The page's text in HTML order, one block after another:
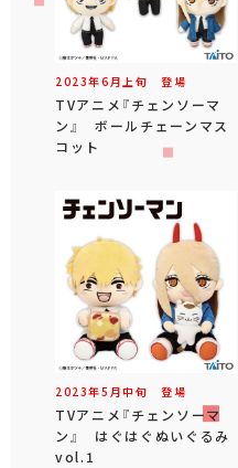
2023年6 月 上旬 登場
TVアニメ『チェンソーマ
ン』 ボールチェーンマス
コット
2023年5 月中旬 登場
TVアニメ『チェンソーマ
ン』 はぐはぐぬいぐるみ
vol.1